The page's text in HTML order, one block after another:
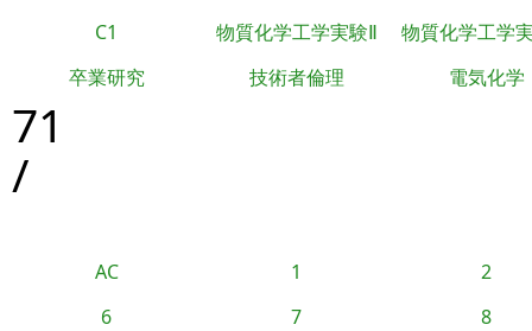
C1 物質化学工学実験Ⅱ
物質化学工学
卒業研究
技術者倫理 電気化学
71
/
AC 1
2
6
7
8